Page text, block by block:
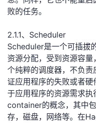
败的任务。
2.1.1、Scheduler
Scheduler是一个可插拔
资源分配，受到资源容
个纯粹的调度器，不负
证应用程序的失败或者
于应用程序的资源需求
container的概念，其中
存，磁盘，网络等。在